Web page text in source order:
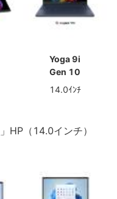
Yoga 9i
Gen 10
14.0ｲﾝﾁ
」HP（14.0インチ）